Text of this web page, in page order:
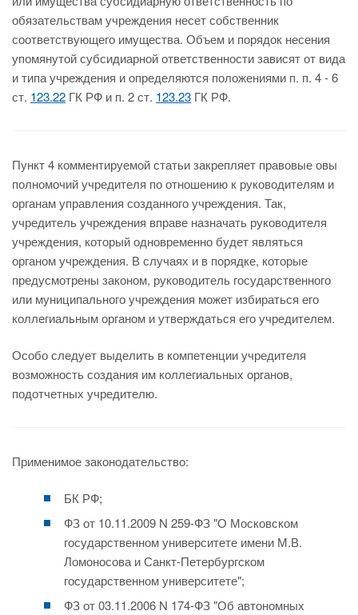
обязательствам учреждения несет собственник
соответствующего имущества. Объем и порядок несения
упомянутой субсидиарной ответственности зависят от вида
и типа учреждения и определяются положениями п. п. 4 - 6
ст. 123.22 ГК РФ и п. 2 ст. 123.23 ГК РФ.
Пункт 4 комментируемой статьи закрепляет правовые овы
полномочий учредителя по отношению к руководителям и
органам управления созданного учреждения. Так,
учредитель учреждения вправе назначать руководителя
учреждения, который одновременно будет являться
органом учреждения. В случаях и в порядке, которые
предусмотрены законом, руководитель государственного
или муниципального учреждения может избираться его
коллегиальным органом и утверждаться его учредителем.
Особо следует выделить в компетенции учредителя
возможность создания им коллегиальных органов,
подотчетных учредителю.
Применимое законодательство:
БК РФ;
ФЗ от 10.11.2009 N 259-ФЗ "О Московском
государственном университете имени М.В.
Ломоносова и Санкт-Петербургском
государственном университете";
ФЗ от 03.11.2006 N 174-ФЗ "Об автономных